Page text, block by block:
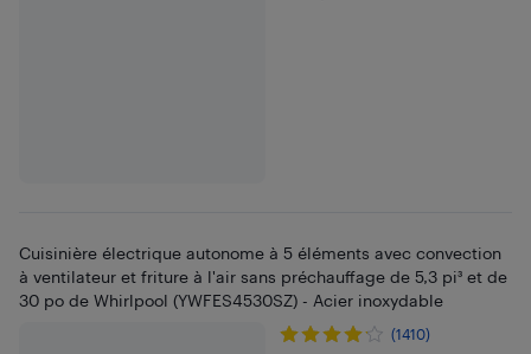
Cuisinière électrique autonome à 5 éléments avec convection
à ventilateur et friture à l'air sans préchauffage de 5,3 pi³ et de
30 po de Whirlpool (YWFES4530SZ) - Acier inoxydable
(1410)